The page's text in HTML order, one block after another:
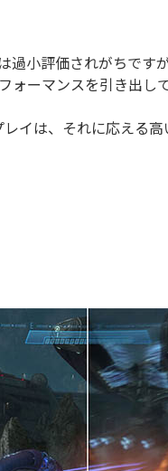
過小評価されがちです
ーマンスを引き出し
イは、それに応える